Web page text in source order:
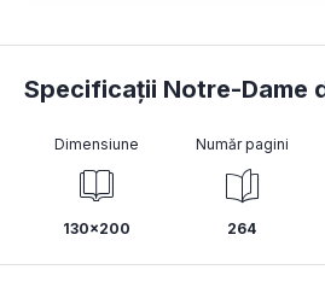
Specificații Notre-Dame
Dimensiune
130x200
Număr pagini
264